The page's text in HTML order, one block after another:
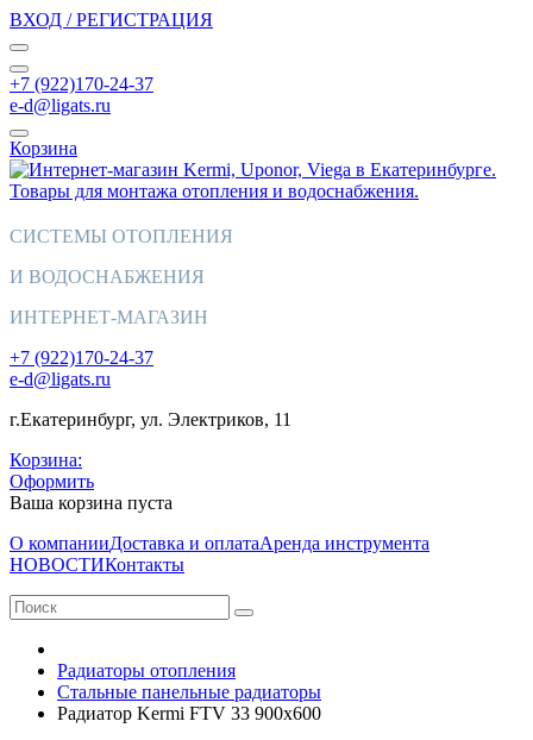
ВХОД / РЕГИСТРАЦИЯ
+7 (922)170-24-37
e-d@ligats.ru
Корзина
СИСТЕМЫ ОТОПЛЕНИЯ
И ВОДОСНАБЖЕНИЯ
ИНТЕРНЕТ-МАГАЗИН
+7 (922)170-24-37
e-d@ligats.ru
г.Екатеринбург, ул. Электриков, 11
Корзина:
Оформить
Ваша корзина пуста
О компанииДоставка и оплатаАренда инструмента
НОВОСТИКонтакты
Радиаторы отопления
Стальные панельные радиаторы
Радиатор Kermi FTV 33 900x600